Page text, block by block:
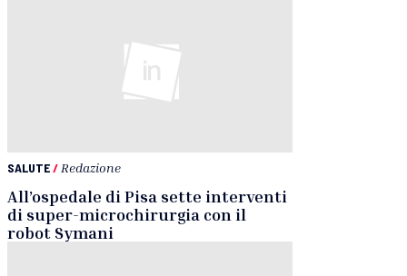
SALUTE/ Redazione
All’ospedale di Pisa sette interventi
di super-microchirurgia con il
robot Symani